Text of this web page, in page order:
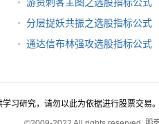
分层捉妖共振之选股指标公式
通达信布林强攻选股指标公式
习研究，请勿以此为依据进行股票交